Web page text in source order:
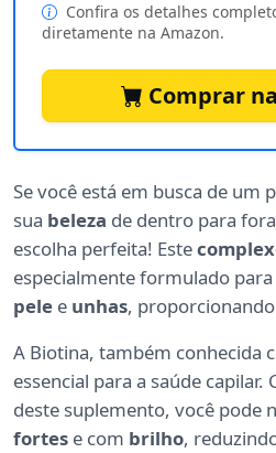
Confira os detalhes
diretamente na Amazon.
Comprar
Se você está em busca de um
sua beleza de dentro para
escolha perfeita! Este
especialmente formulado
pele e unhas,
A Biotina, também conhecida
essencial para a saúde
deste suplemento, você pode
fortes e com brilho,